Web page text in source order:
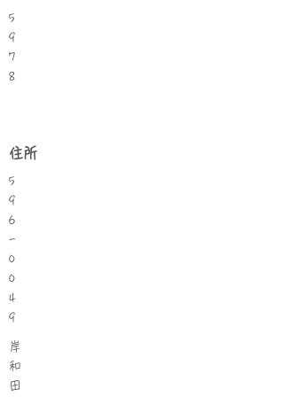
5
9
7
8
住所
5
9
6
-
0
0
4
9
岸
和
田